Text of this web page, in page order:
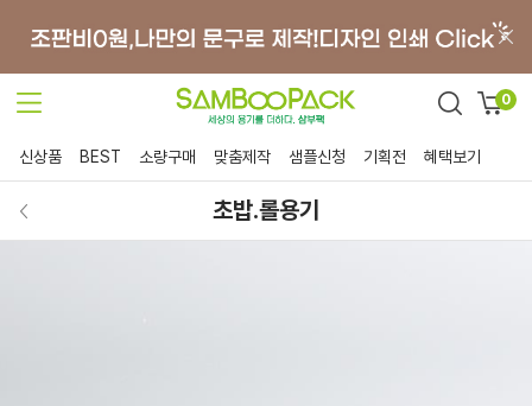
0
신상품 BEST 소량구매 맞춤제작 샘플신청 기획전 혜택보기
초밥.롤용기